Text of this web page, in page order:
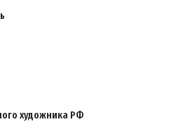
художника РФ